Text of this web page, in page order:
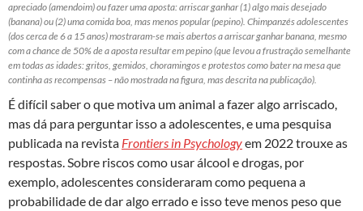
apreciado (amendoim) ou fazer uma aposta: arriscar ganhar (1) algo mais desejado
(banana) ou (2) uma comida boa, mas menos popular (pepino). Chimpanzés adolescentes
(dos cerca de 6 a 15 anos) mostraram-se mais abertos a arriscar ganhar banana, mesmo
com a chance de 50% de a aposta resultar em pepino (que levou a frustração semelhante
em todas as idades: gritos, gemidos, choramingos e protestos como bater na mesa que
continha as recompensas – não mostrada na figura, mas descrita na publicação).
É difícil saber o que motiva um animal a fazer algo arriscado,
mas dá para perguntar isso a adolescentes, e uma pesquisa
publicada na revista Frontiers in Psychologyem 2022 trouxe as
respostas. Sobre riscos como usar álcool e drogas, por
exemplo, adolescentes consideraram como pequena a
probabilidade de dar algo errado e isso teve menos peso que